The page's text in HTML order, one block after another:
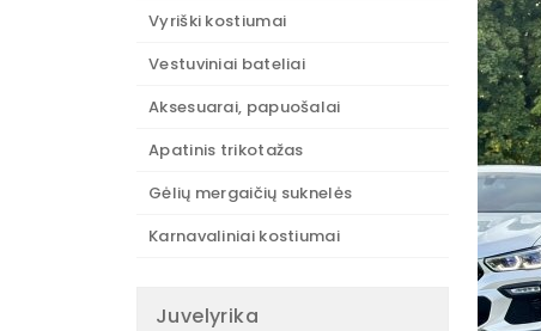
Vyriški kostiumai
Vestuviniai bateliai
Aksesuarai, papuošalai
Apatinis trikotažas
Gėlių mergaičių suknelės
Karnavaliniai kostiumai
Juvelyrika